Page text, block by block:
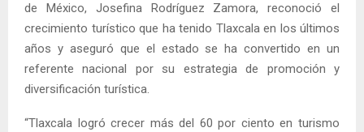
de México, Josefina Rodríguez Zamora, reconoció el
crecimiento turístico que ha tenido Tlaxcala en los últimos
años y aseguró que el estado se ha convertido en un
referente nacional por su estrategia de promoción y
diversificación turística.
“Tlaxcala logró crecer más del 60 por ciento en turismo